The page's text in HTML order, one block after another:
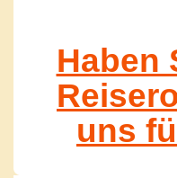
Haben
uns